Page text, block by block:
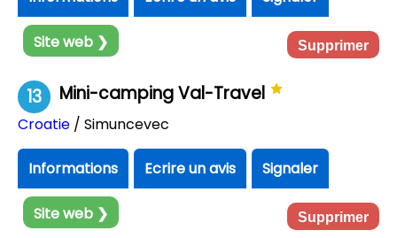
Site web ❯ Supprimer
13 Mini-camping Val-Travel
Croatie / Simuncevec
Informations Ecrire un avis Signaler
Site web ❯ Supprimer